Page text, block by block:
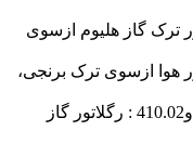
408.01 : رگلاتور ترک گاز هلیوم ازسوی
409.01 : رگلاتور هوا ازسوی ترک برنجی،
رگلاتور از سوی ترک سری 410.01 و410.02 : رگلاتور گاز